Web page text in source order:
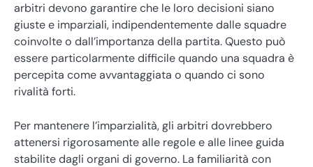
arbitri devono garantire che le loro decisioni siano
giuste e imparziali, indipendentemente dalle squadre
coinvolte o dall’importanza della partita. Questo può
essere particolarmente difficile quando una squadra è
percepita come avvantaggiata o quando ci sono
rivalità forti.
Per mantenere l’imparzialità, gli arbitri dovrebbero
attenersi rigorosamente alle regole e alle linee guida
stabilite dagli organi di governo. La familiarità con